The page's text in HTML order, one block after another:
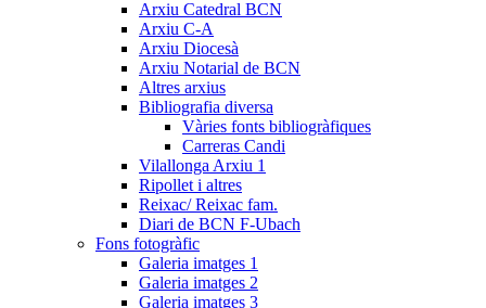
Arxiu Catedral BCN
Arxiu C-A
Arxiu Diocesà
Arxiu Notarial de BCN
Altres arxius
Bibliografia diversa
Vàries fonts bibliogràfiques
Carreras Candi
Vilallonga Arxiu 1
Ripollet i altres
Reixac/ Reixac fam.
Diari de BCN F-Ubach
Fons fotogràfic
Galeria imatges 1
Galeria imatges 2
Galeria imatges 3